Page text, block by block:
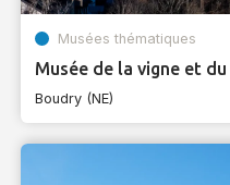
Musées thématiques
Musée de la vigne et du
Boudry (NE)